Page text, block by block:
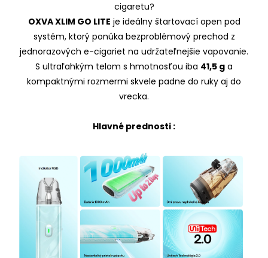
cigaretu?
OXVA XLIM GO LITE je ideálny štartovací open pod
systém, ktorý ponúka bezproblémový prechod z
jednorazových e-cigariet na udržateľnejšie vapovanie.
S ultraľahkým telom s hmotnosťou iba 41,5 g a
kompaktnými rozmermi skvele padne do ruky aj do
vrecka.
Hlavné prednosti :